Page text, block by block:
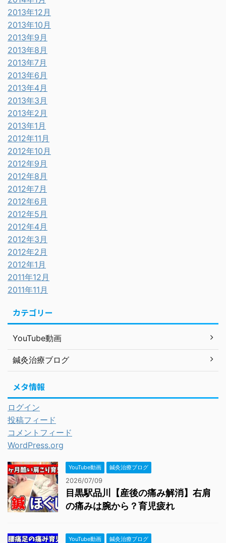
2013年12月
2013年10月
2013年9月
2013年8月
2013年7月
2013年6月
2013年4月
2013年3月
2013年2月
2013年1月
2012年11月
2012年10月
2012年9月
2012年8月
2012年7月
2012年6月
2012年5月
2012年4月
2012年3月
2012年2月
2012年1月
2011年12月
2011年11月
カテゴリー
YouTube動画
鍼灸治療ブログ
メタ情報
ログイン
投稿フィード
コメントフィード
WordPress.org
YouTube動画 鍼灸治療ブログ
2026/07/09
目黒駅品川【産後の痛み解消】右肩
の痛みは腕から？育児疲れ
YouTube動画 鍼灸治療ブログ